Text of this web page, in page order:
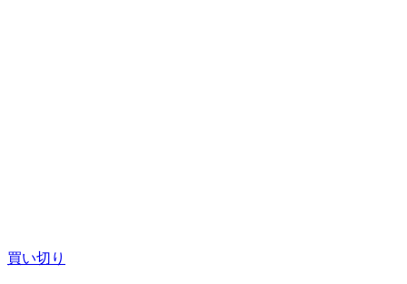
買い切り